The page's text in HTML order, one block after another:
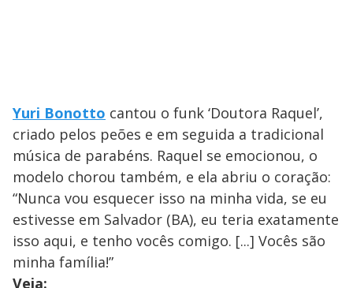
Yuri Bonotto cantou o funk ‘Doutora Raquel’,
criado pelos peões e em seguida a tradicional
música de parabéns. Raquel se emocionou, o
modelo chorou também, e ela abriu o coração:
“Nunca vou esquecer isso na minha vida, se eu
estivesse em Salvador (BA), eu teria exatamente
isso aqui, e tenho vocês comigo. [...] Vocês são
minha família!”
Veja: